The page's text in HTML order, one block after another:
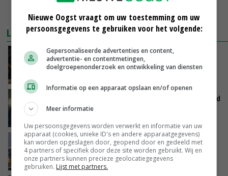
MEER MARKTPRIJZEN
LAATSTE NIEUWS
Zalmkweker wil ‘standaard neerzetten die als
voorbeeld kan dienen voor sector’
Jan Vernooij stopt bij Vee&Logistiek Nederland
China scherpt importeisen voor pootgoed aan
vanwege zebrachipbacterie
GISTEREN, 16:25
Nieuwe Oogst vraagt om uw toestemming om uw
persoonsgegevens te gebruiken voor het volgende:
Gepersonaliseerde advertenties en content,
advertentie- en contentmetingen,
doelgroepenonderzoek en ontwikkeling van diensten
Informatie op een apparaat opslaan en/of openen
Meer informatie
Uw persoonsgegevens worden verwerkt en informatie van uw
apparaat (cookies, unieke ID's en andere apparaatgegevens)
kan worden opgeslagen door, geopend door en gedeeld met
4 partners of specifiek door deze site worden gebruikt. Wij en
onze partners kunnen precieze geolocatiegegevens
gebruiken. Lijst met partners.